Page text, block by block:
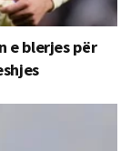
e blerjes për